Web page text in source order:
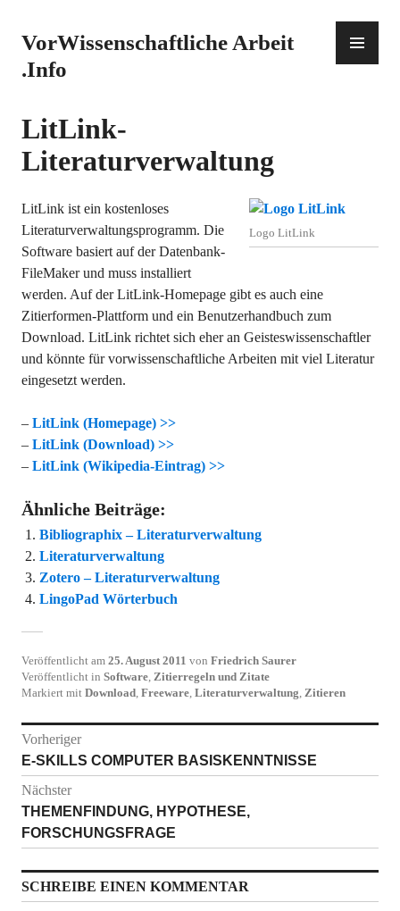
springen
VorWissenschaftliche Arbeit
.Info
LitLink-
Literaturverwaltung
Logo LitLink
LitLink ist ein kostenloses
Literaturverwaltungsprogramm. Die
Software basiert auf der Datenbank-
FileMaker und muss installiert
werden. Auf der LitLink-Homepage gibt es auch eine
Zitierformen-Plattform und ein Benutzerhandbuch zum
Download. LitLink richtet sich eher an Geisteswissenschaftler
und könnte für vorwissenschaftliche Arbeiten mit viel Literatur
eingesetzt werden.
– LitLink (Homepage) >>
– LitLink (Download) >>
– LitLink (Wikipedia-Eintrag) >>
Ähnliche Beiträge:
Bibliographix – Literaturverwaltung
Literaturverwaltung
Zotero – Literaturverwaltung
LingoPad Wörterbuch
Veröffentlicht am 25. August 2011 von Friedrich Saurer
Veröffentlicht in Software, Zitierregeln und Zitate
Markiert mit Download, Freeware, Literaturverwaltung, Zitieren
Beitragsnavigation
Vorheriger
Vorheriger
Beitrag:
E-SKILLS COMPUTER BASISKENNTNISSE
Nächster
Nächster
Beitrag:
THEMENFINDUNG, HYPOTHESE,
FORSCHUNGSFRAGE
SCHREIBE EINEN KOMMENTAR